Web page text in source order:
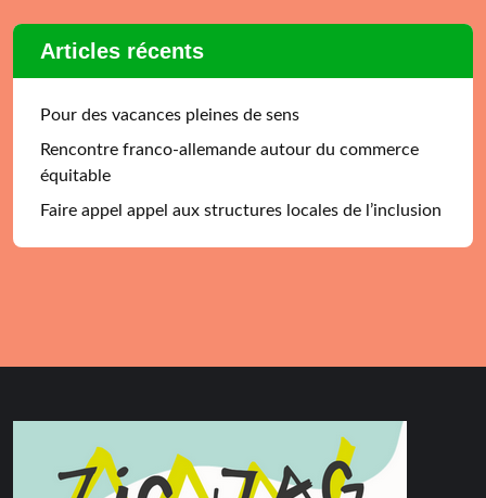
Articles récents
Pour des vacances pleines de sens
Rencontre franco-allemande autour du commerce
équitable
Faire appel appel aux structures locales de l’inclusion